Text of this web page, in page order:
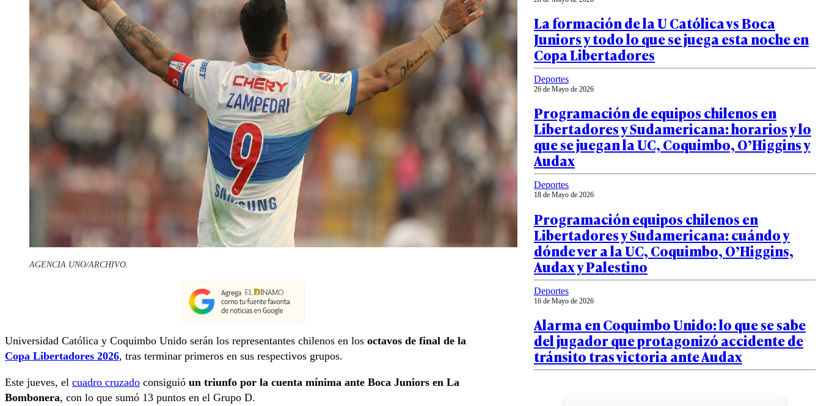
AGENCIA UNO/ARCHIVO.
Universidad Católica y Coquimbo Unido serán los representantes chilenos en los octavos de final de la
Copa Libertadores 2026, tras terminar primeros en sus respectivos grupos.
Este jueves, el cuadro cruzado consiguió un triunfo por la cuenta mínima ante Boca Juniors en La
Bombonera, con lo que sumó 13 puntos en el Grupo D.
La formación de la U Católica vs Boca
Juniors y todo lo que se juega esta noche en
Copa Libertadores
Deportes
26 de Mayo de 2026
Programación de equipos chilenos en
Libertadores y Sudamericana: horarios y lo
que se juegan la UC, Coquimbo, O’Higgins y
Audax
Deportes
18 de Mayo de 2026
Programación equipos chilenos en
Libertadores y Sudamericana: cuándo y
dónde ver a la UC, Coquimbo, O’Higgins,
Audax y Palestino
Deportes
16 de Mayo de 2026
Alarma en Coquimbo Unido: lo que se sabe
del jugador que protagonizó accidente de
tránsito tras victoria ante Audax